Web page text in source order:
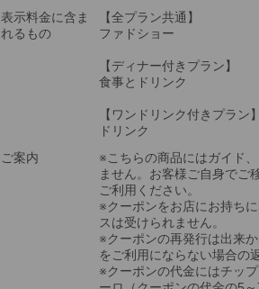
表示料金に含ま
れるもの
【全プラン共通】
ファドショー
【ディナー付きプラン】
食事とドリンク
【ワンドリンク付きプラン】
ドリンク
ご案内
※こちらの商品にはガイド
ません。お客様ご自身でご
ご利用ください。
※クーポンをお店にお持ち
スは受けられません。
※クーポンの再発行は出来
をご利用にならない場合の
※クーポンの代金にはチッ